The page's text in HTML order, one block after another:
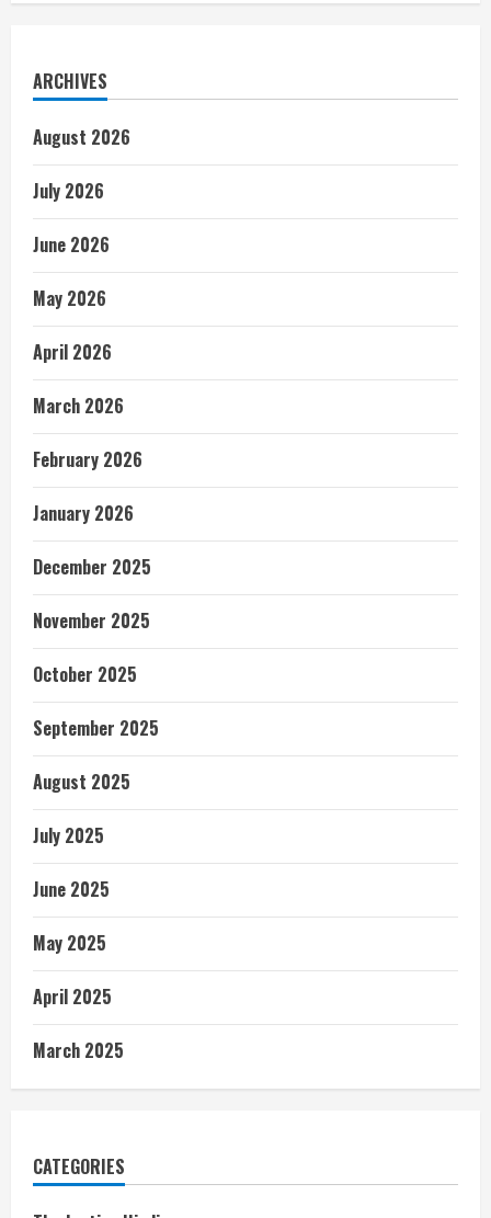
ARCHIVES
August 2026
July 2026
June 2026
May 2026
April 2026
March 2026
February 2026
January 2026
December 2025
November 2025
October 2025
September 2025
August 2025
July 2025
June 2025
May 2025
April 2025
March 2025
CATEGORIES